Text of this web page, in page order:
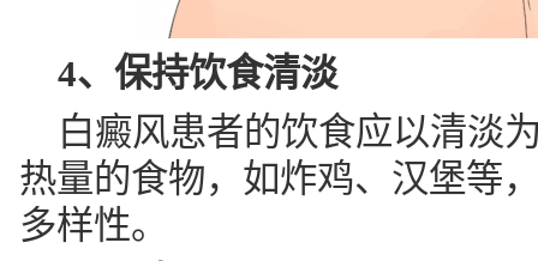
4、保持饮食清淡
白癜风患者的饮食应以清淡
热量的食物，如炸鸡、汉堡等
多样性。